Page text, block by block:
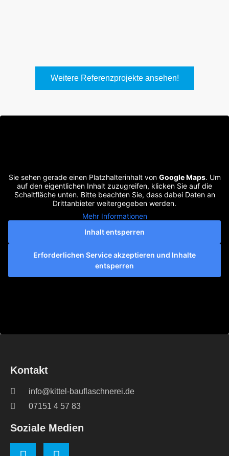
Weitere Referenzprojekte ansehen!
Sie sehen gerade einen Platzhalterinhalt von Google Maps. Um
auf den eigentlichen Inhalt zuzugreifen, klicken Sie auf die
Schaltfläche unten. Bitte beachten Sie, dass dabei Daten an
Drittanbieter weitergegeben werden.
Mehr Informationen
Inhalt entsperren
Erforderlichen Service akzeptieren und Inhalte
entsperren
Kontakt
info@kittel-bauflaschnerei.de
07151 4 57 83
Soziale Medien